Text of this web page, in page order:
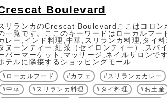
Boulevard
リランカのCrescat Boulevardここはコロン
一覧です。ここのキーワードはローカルフー
レー,インド料理,中華,スリランカ料理,タイ
ヌーンティー,紅茶（セイロンティー）,スパ
パーマーケット,マッサージ,ネイルサロンで
テルに隣接するショッピングモール
ローカルフード カフェ スリランカカレー
中華
スリランカ料理 タイ料理 お土産